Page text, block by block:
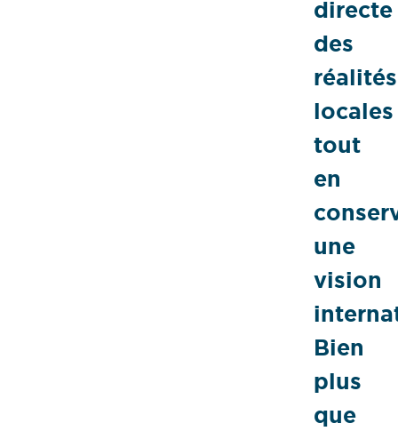
directe
des
réalités
locales
tout
en
une
vision
Bien
plus
que